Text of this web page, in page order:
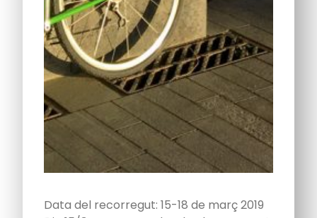
Data del recorregut: 15-18 de març 2019